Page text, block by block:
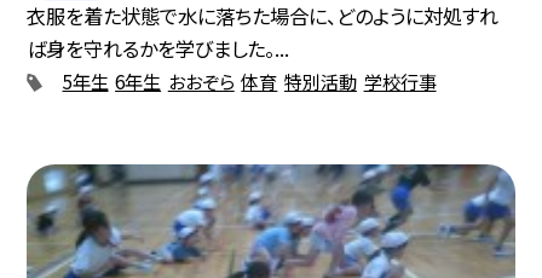
衣服を着た状態で水に落ちた場合に、どのように対処すれ
ば身を守れるかを学びました。...
5年生 6年生 おおぞら 体育 特別活動 学校行事